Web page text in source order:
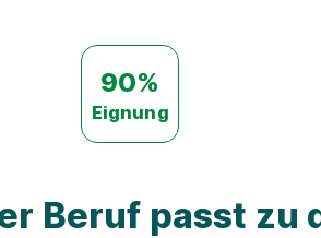
90%
Eignung
Beruf passt zu